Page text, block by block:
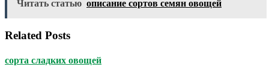
Читать статью описание сортов семян овощей
Related Posts
сорта сладких овощей